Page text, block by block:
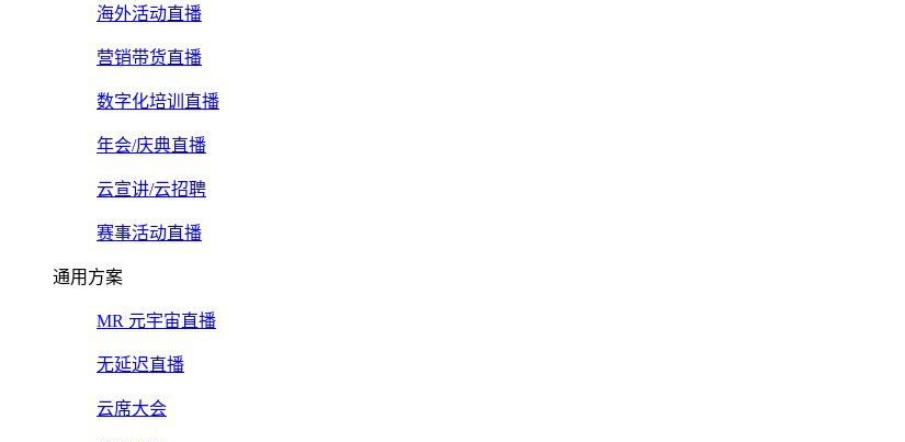
海外活动直播
营销带货直播
数字化培训直播
年会/庆典直播
云宣讲/云招聘
赛事活动直播
通用方案
MR 元宇宙直播
无延迟直播
云席大会